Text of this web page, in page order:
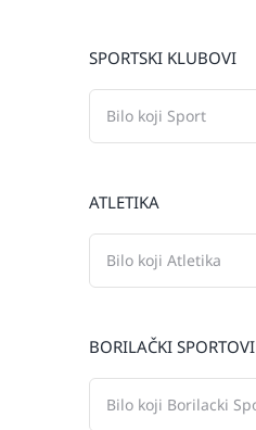
SPORTSKI KLUBOVI
ATLETIKA
BORILAČKI SPORTOVI